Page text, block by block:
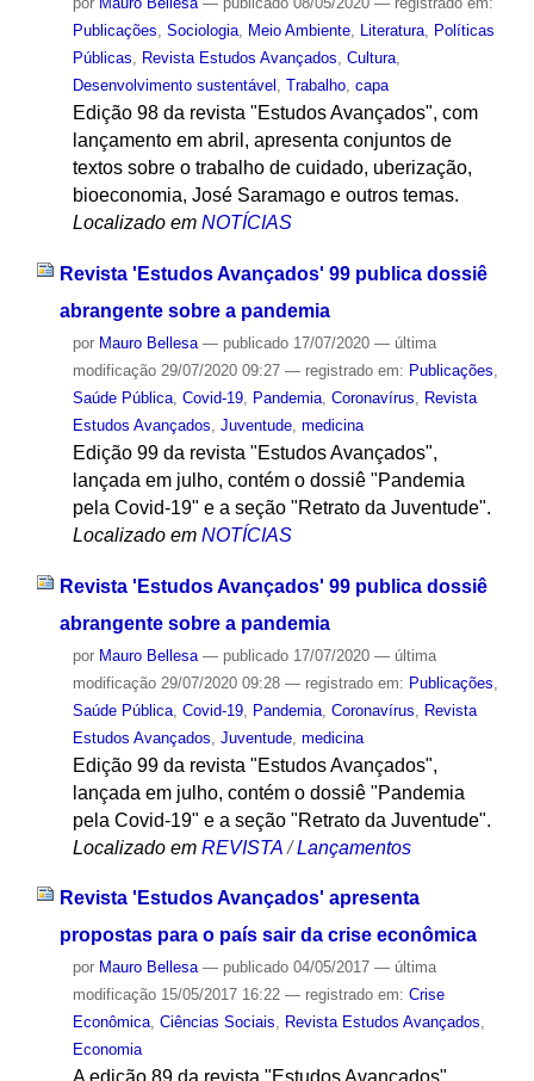
Publicações, Sociologia, Meio Ambiente, Literatura, Políticas
Públicas, Revista Estudos Avançados, Cultura,
Desenvolvimento sustentável , Trabalho, capa
Edição 98 da revista "Estudos Avançados", com
lançamento em abril, apresenta conjuntos de
textos sobre o trabalho de cuidado, uberização,
bioeconomia, José Saramago e outros temas.
Localizado em NOTÍCIAS
Revista 'Estudos Avançados' 99 publica dossiê
abrangente sobre a pandemia
por Mauro Bellesa — publicado17/07/2020 — última
modificação29/07/2020 09:27 — registrado em: Publicações
Saúde Pública, Covid-19, Pandemia, Coronavírus
Revista
Estudos Avançados Juventude, medicina
Edição 99 da revista "Estudos Avançados",
lançada em julho, contém o dossiê "Pandemia
pela Covid-19" e a seção "Retrato da Juventude".
Localizado em NOTÍCIAS
Revista 'Estudos Avançados' 99 publica dossiê
abrangente sobre a pandemia
por Mauro Bellesa — publicado17/07/2020 — última
modificação29/07/2020 09:28 — registrado em: Publicações
Saúde Pública, Covid-19, Pandemia, Coronavírus
Revista
Estudos Avançados Juventude, medicina
Edição 99 da revista "Estudos Avançados",
lançada em julho, contém o dossiê "Pandemia
pela Covid-19" e a seção "Retrato da Juventude".
Localizado em REVISTA /Lançamentos
Revista 'Estudos Avançados' apresenta
propostas para o país sair da crise econômica
por Mauro Bellesa — publicado04/05/2017 — última
modificação15/05/2017 16:22 — registrado em: Crise
Econômica, Ciências Sociais, Revista Estudos Avançados,
Economia